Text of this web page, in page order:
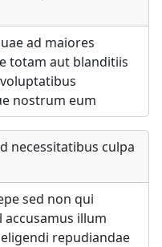
ad maiores
totam aut blanditiis
nostrum eum
necessitatibus culpa
sed non qui
illum
repudiandae